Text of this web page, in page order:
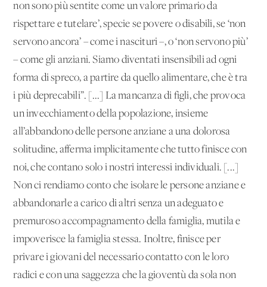
non sono più sentite come un valore primario da
rispettare e tutelare’, specie se povere o disabili, se ‘non
servono ancora’ – come i nascituri –, o ‘non servono più’
– come gli anziani. Siamo diventati insensibili ad ogni
forma di spreco, a partire da quello alimentare, che è tra
i più deprecabili”. [...] La mancanza di figli, che provoca
un invecchiamento della popolazione, insieme
all’abbandono delle persone anziane a una dolorosa
solitudine, afferma implicitamente che tutto finisce con
noi, che contano solo i nostri interessi individuali. [...]
Non ci rendiamo conto che isolare le persone anziane e
abbandonarle a carico di altri senza un adeguato e
premuroso accompagnamento della famiglia, mutila e
impoverisce la famiglia stessa. Inoltre, finisce per
privare i giovani del necessario contatto con le loro
radici e con una saggezza che la gioventù da sola non